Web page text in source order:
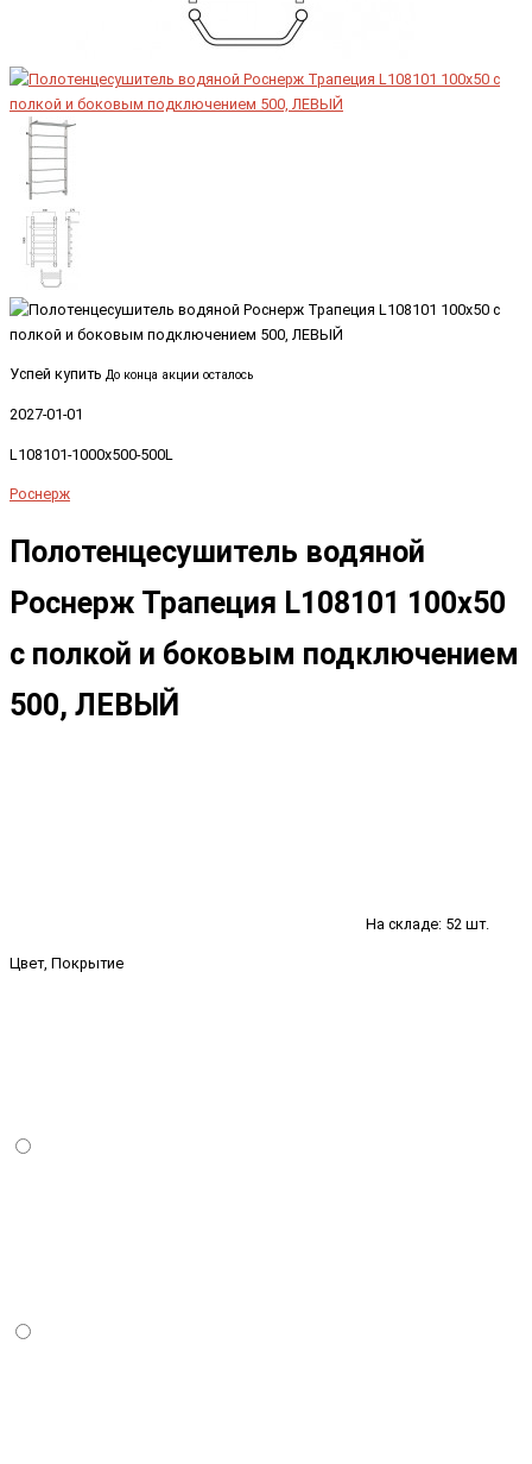
Успей купить До конца акции осталось
2027-01-01
L108101-1000x500-500L
Роснерж
Полотенцесушитель водяной
Роснерж Трапеция L108101 100x50
с полкой и боковым подключением
500, ЛЕВЫЙ
На складе: 52 шт.
Цвет, Покрытие